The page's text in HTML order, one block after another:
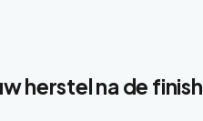
herstel na de finish